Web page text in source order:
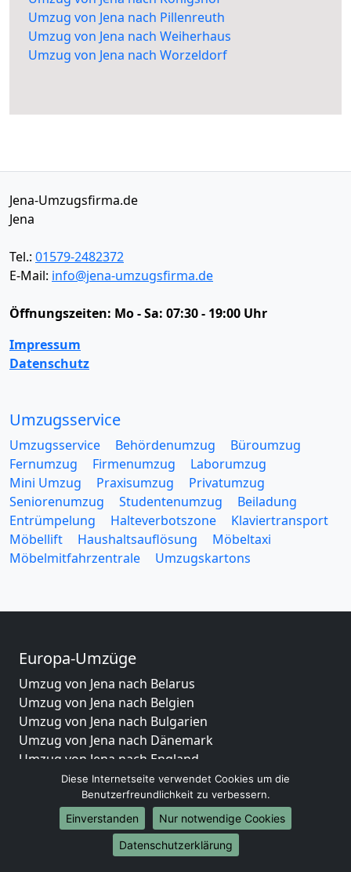
Umzug von Jena nach Pillenreuth
Umzug von Jena nach Weiherhaus
Umzug von Jena nach Worzeldorf
Jena-Umzugsfirma.de
Jena
Tel.: 01579-2482372
E-Mail: info@jena-umzugsfirma.de
Öffnungszeiten: Mo - Sa: 07:30 - 19:00 Uhr
Impressum
Datenschutz
Umzugsservice
Umzugsservice Behördenumzug
Büroumzug
Fernumzug
Firmenumzug
Laborumzug
Mini Umzug
Praxisumzug
Privatumzug
Seniorenumzug
Studentenumzug
Beiladung
Entrümpelung
Halteverbotszone
Klaviertransport
Möbellift
Haushaltsauflösung
Möbeltaxi
Möbelmitfahrzentrale
Umzugskartons
Europa-Umzüge
Umzug von Jena nach Belarus
Umzug von Jena nach Belgien
Umzug von Jena nach Bulgarien
Umzug von Jena nach Dänemark
Umzug von Jena nach England
Umzug von Jena nach Portugal
Umzug von Jena nach Bosnien und Herzegowina
Umzug von Jena nach Irland
Umzug von Jena nach Lettland
Umzug von Jena nach Zypern
Diese Internetseite verwendet Cookies um die
Benutzerfreundlichkeit zu verbessern.
Einverstanden
Nur notwendige Cookies
Datenschutzerklärung